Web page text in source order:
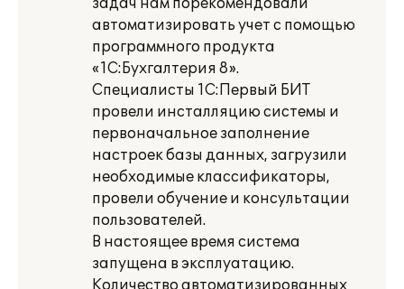
задач нам порекомендовали
автоматизировать учет с помощью
программного продукта
«1С:Бухгалтерия 8».
Специалисты 1С:Первый БИТ
провели инсталляцию системы и
первоначальное заполнение
настроек базы данных, загрузили
необходимые классификаторы,
провели обучение и консультации
пользователей.
В настоящее время система
запущена в эксплуатацию.
Количество автоматизированных